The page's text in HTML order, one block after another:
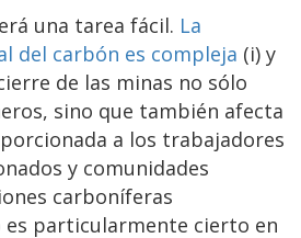
una tarea fácil. La
del carbón es compleja (i) y
de las minas no sólo
sino que también afecta
a los trabajadores
y comunidades
carboníferas
es particularmente cierto en